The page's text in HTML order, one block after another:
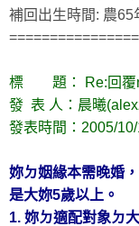
補回出生時間: 農65
標 題： Re:回覆
發 表 人：晨曦
發表時間：2005/
妳ㄉ姻緣本需晚婚
是大妳5歲以上。
1. 妳ㄉ適配對象ㄉ